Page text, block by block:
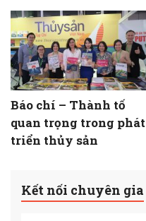
Báo chí – Thành tố
quan trọng trong phát
triển thủy sản
Kết nối chuyên gia